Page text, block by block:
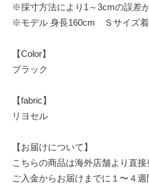
※採寸方法により1～3cmの誤差
※モデル 身長160cm Ｓサイズ
【Color】
ブラック
【fabric】
リヨセル
【お届けについて】
こちらの商品は海外店舗より直接
ご入金からお届けまでに１〜４